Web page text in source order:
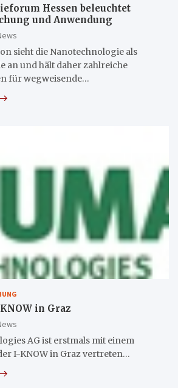
Hessen beleuchtet
und Anwendung
sieht die Nanotechnologie als
an und hält daher zahlreiche
für wegweisende…
in Graz
AG ist erstmals mit einem
I-KNOW in Graz vertreten…